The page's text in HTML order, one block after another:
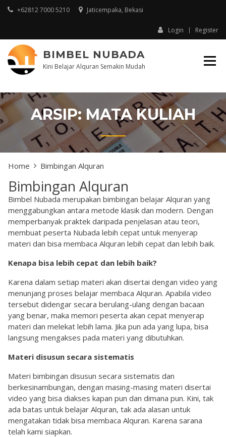
+62812 7000 5210 Jaticempaka, Bekasi
Login Register
BIMBEL NUBADA
Kini Belajar Alquran Semakin Mudah
ARSIP:MATA KULIAH
Home Bimbingan Alquran
Bimbingan Alquran
Bimbel Nubada merupakan bimbingan belajar Alquran yang
menggabungkan antara metode klasik dan modern. Dengan
memperbanyak praktek daripada penjelasan atau teori,
membuat peserta Nubada lebih cepat untuk menyerap
materi dan bisa membaca Alquran lebih cepat dan lebih baik.
Kenapa bisa lebih cepat dan lebih baik?
Karena dalam setiap materi akan disertai dengan video yang
menunjang proses belajar membaca Alquran. Apabila video
tersebut didengar secara berulang-ulang dengan bacaan
yang benar, maka memori peserta akan cepat menyerap
materi dan melekat lebih lama. Jika pun ada yang lupa, bisa
langsung mengakses pada materi yang dibutuhkan.
Materi disusun secara sistematis
Materi bimbingan disusun secara sistematis dan
berkesinambungan, dengan masing-masing materi disertai
video yang bisa diakses kapan pun dan dimana pun. Kini, tak
ada batas untuk belajar Alquran, tak ada alasan untuk
mengatakan tidak bisa membaca Alquran. Karena sarana
telah kami siapkan.